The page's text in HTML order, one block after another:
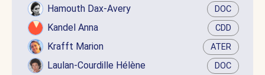
Hamouth Dax-Avery DOC
Kandel Anna CDD
Krafft Marion ATER
Laulan-Courdille Hélène DOC